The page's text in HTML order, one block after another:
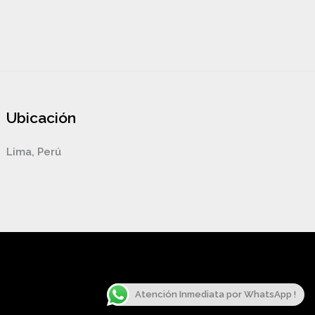
Ubicación
Lima, Perú
Atención Inmediata por WhatsApp !